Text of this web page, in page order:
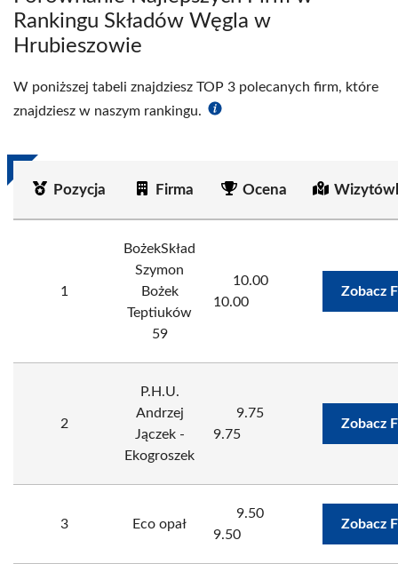
Rankingu Składów Węgla w
Hrubieszowie
W poniższej tabeli znajdziesz TOP 3 polecanych firm, które
znajdziesz w naszym rankingu.
Pozycja Firma Ocena
1
BożekSkład
Szymon
Bożek
Teptiuków
59
10.00
10.00
Zobacz
2
P.H.U.
Andrzej
Jączek -
Ekogroszek
9.75
9.75
Zobacz
3 Eco opał
9.50
9.50
Zobacz